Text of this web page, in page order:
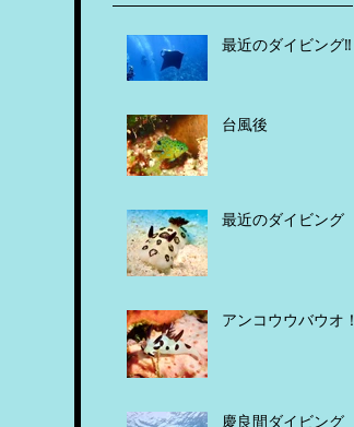
最近のダイビング‼️
台風後
最近のダイビング
アンコウウバウオ！
慶良間ダイビング